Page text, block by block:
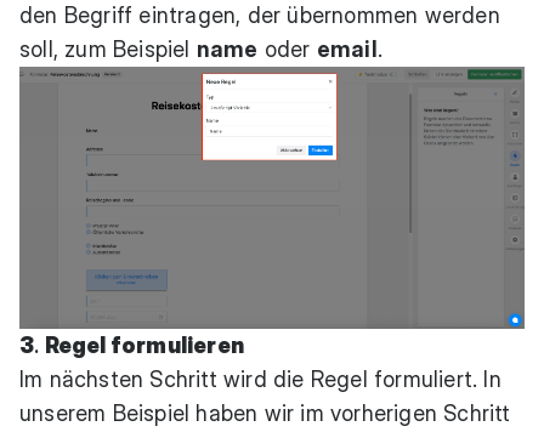
den Begriff eintragen, der übernommen werden
soll, zum Beispiel name oder email .
3. Regel formulieren
Im nächsten Schritt wird die Regel formuliert. In
unserem Beispiel haben wir im vorherigen Schritt